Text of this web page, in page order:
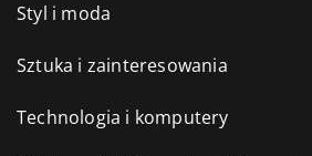
Styl i moda
Sztuka i zainteresowania
Technologia i komputery